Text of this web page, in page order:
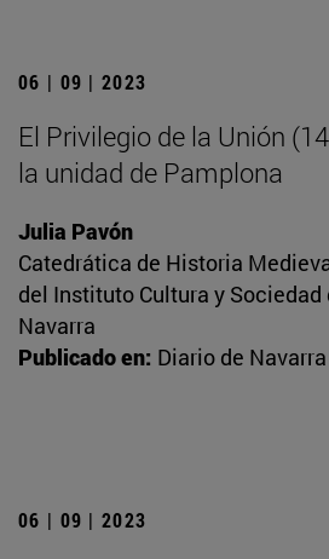
06 | 09 | 2023
El Privilegio de la Unión
la unidad de Pamplona
Julia Pavón
Catedrática de Historia
del Instituto Cultura y Sociedad
Navarra
Publicado en: Diario de Navarra
06 | 09 | 2023